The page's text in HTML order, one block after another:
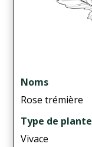
Noms
Rose trémière
Type de plante
Vivace